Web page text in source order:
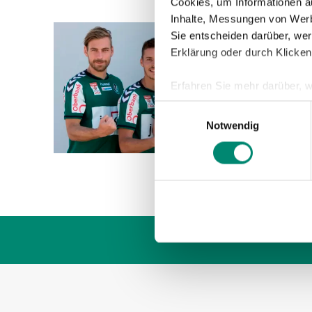
Inhalte, Messungen von
Sie entscheiden darüber,
Erklärung oder durch
Erfahren Sie mehr darüber,
Einzelheitenfest.
Wir verwenden Cookies,
und die Zugriffe auf unsere
Einwilligungsauswahl
Notwendig
Am
statt.